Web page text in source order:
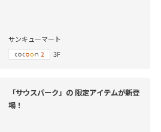
サンキューマート
3F
「サウスパーク」の 限定アイテムが新登
場！